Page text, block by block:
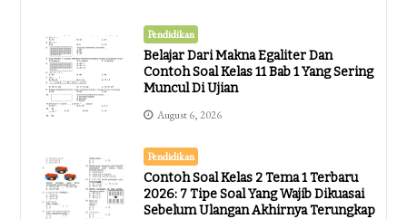
Pendidikan
Belajar Dari Makna Egaliter Dan
Contoh Soal Kelas 11 Bab 1 Yang Sering
Muncul Di Ujian
August 6, 2026
Pendidikan
Contoh Soal Kelas 2 Tema 1 Terbaru
2026: 7 Tipe Soal Yang Wajib Dikuasai
Sebelum Ulangan Akhirnya Terungkap